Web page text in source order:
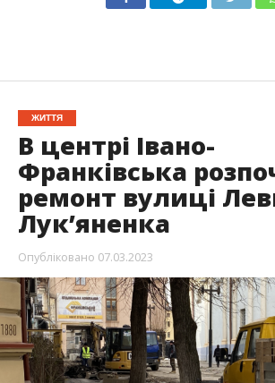
ЖИТТЯ
В центрі Івано-
Франківська
ремонт вулиці
Лук’яненка
Опубліковано 07.03.2023